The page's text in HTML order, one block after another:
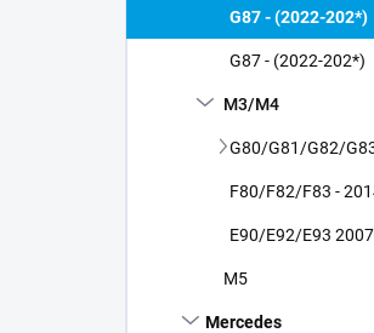
G87 - (2022-202*)
G87 - (2022-202*)
M3/M4
G80/G81/G82/
F80/F82/F83 -
E90/E92/E93
M5
Mercedes